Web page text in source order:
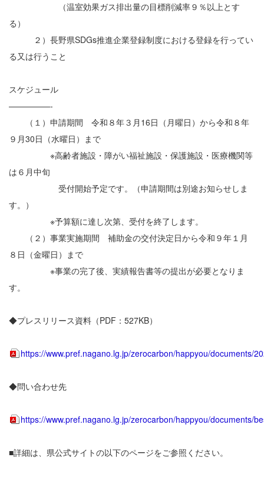
（温室効果ガス排出量の目標削減率９％以上とす
る）
２）長野県SDGs推進企業登録制度における登録を行ってい
る又は行うこと
スケジュール
—————-
（１）申請期間 令和８年３月16日（月曜日）から令和８年
９月30日（水曜日）まで
※高齢者施設・障がい福祉施設・保護施設・医療機関等
は６月中旬
受付開始予定です。（申請期間は別途お知らせしま
す。）
※予算額に達し次第、受付を終了します。
（２）事業実施期間 補助金の交付決定日から令和９年１月
８日（金曜日）まで
※事業の完了後、実績報告書等の提出が必要となりま
す。
◆プレスリリース資料（PDF：527KB）
https://www.pref.nagano.lg.jp/zerocarbon/happyou/documents/
◆問い合わせ先
https://www.pref.nagano.lg.jp/zerocarbon/happyou/documents/
■詳細は、県公式サイトの以下のページをご参照ください。